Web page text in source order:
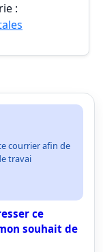
:
courrier afin de
travai
ce
souhait de